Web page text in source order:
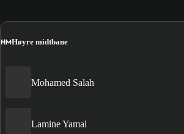
HMHøyre midtbane
Mohamed Salah
Lamine Yamal